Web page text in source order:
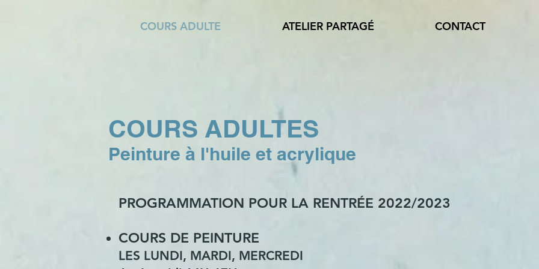
COURS ADULTE ATELIER PARTAGÉ CONTACT
COURS ADULTES
Peinture à l'huile et acrylique
PROGRAMMATION POUR LA RENTRÉE 2022/2023
COURS DE PEINTURE
LES LUNDI, MARDI, MERCREDI